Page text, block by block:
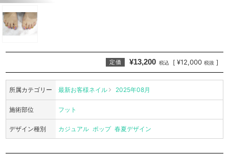
定価 ¥13,200 税込 [ ¥12,000 税抜 ]
所属カテゴリー 最新お客様ネイル 2025年08月
施術部位 フット
デザイン種別 カジュアル ポップ 春夏デザイン